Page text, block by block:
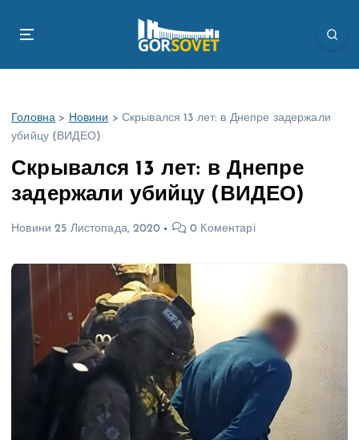
Головна > Новини > Скрывался 13 лет: в Днепре задержали
убийцу (ВИДЕО)
Скрывался 13 лет: в Днепре
задержали убийцу (ВИДЕО)
Новини 25 Листопада, 2020 0 Коментарі